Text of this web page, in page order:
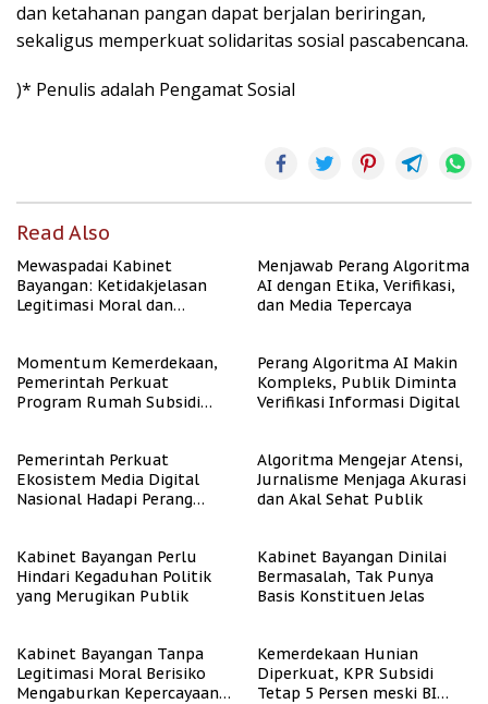
dan ketahanan pangan dapat berjalan beriringan,
sekaligus memperkuat solidaritas sosial pascabencana.
)* Penulis adalah Pengamat Sosial
Read Also
Mewaspadai Kabinet
Bayangan: Ketidakjelasan
Legitimasi Moral dan
Menjawab Perang Algoritma
AI dengan Etika, Verifikasi,
dan Media Tepercaya
Momentum Kemerdekaan,
Pemerintah Perkuat
Program Rumah Subsidi
Perang Algoritma AI Makin
Kompleks, Publik Diminta
Verifikasi Informasi Digital
Pemerintah Perkuat
Ekosistem Media Digital
Nasional Hadapi Perang
Algoritma Mengejar Atensi,
Jurnalisme Menjaga Akurasi
dan Akal Sehat Publik
Kabinet Bayangan Perlu
Hindari Kegaduhan Politik
yang Merugikan Publik
Kabinet Bayangan Dinilai
Bermasalah, Tak Punya
Basis Konstituen Jelas
Kabinet Bayangan Tanpa
Legitimasi Moral Berisiko
Mengaburkan Kepercayaan
Kemerdekaan Hunian
Diperkuat, KPR Subsidi
Tetap 5 Persen meski BI